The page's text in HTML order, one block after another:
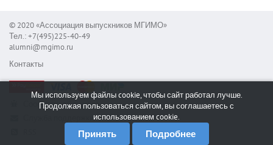
© 2020 «Ассоциация выпускников МГИМО»
Тел.: +7(495)225-40-49
alumni@mgimo.ru
Контакты
Сообщить об ошибке
Мы используем файлы cookie, чтобы сайт работал лучше.
Продолжая пользоваться сайтом, вы соглашаетесь с
использованием cookie.
Принять Подробнее